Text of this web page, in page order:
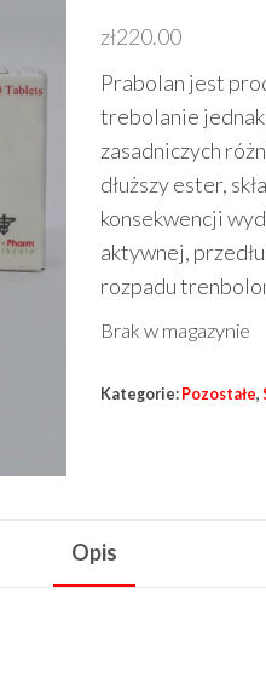
zł220.00
Prabolan jest
trebolanie
zasadniczych
dłuższy ester,
konsekwencji
aktywnej,
rozpadu
Brak w magazynie
Kategorie: Pozostałe,
Opis